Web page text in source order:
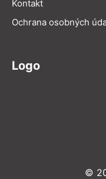
Kontakt
Ochrana osobných
Logo
©